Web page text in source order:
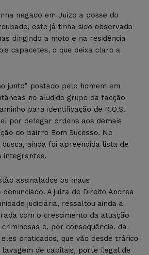
negado em Juízo a posse do
este já tinha sido observado
dirigindo a moto e na residência
capacetes, o que deixa claro a
junto” postado pelo homem em
no aludido grupo da facção
para identificação de R.O.S.
por delegar ordens aos demais
do bairro Bom Sucesso. No
ainda foi apreendida lista de
integrantes.
assinalados os maus
A juíza de Direito Andrea
judiciária, ressaltou ainda a
com o crescimento da atuação
e, por consequência, da
praticados, que vão desde tráfico
de capitais, porte ilegal de